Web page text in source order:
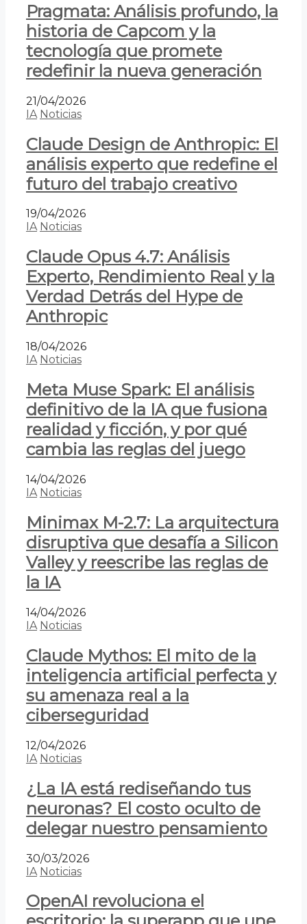
Pragmata: Análisis profundo, la
historia de Capcom y la
tecnología que promete
redefinir la nueva generación
21/04/2026
IA Noticias
Claude Design de Anthropic: El
análisis experto que redefine el
futuro del trabajo creativo
19/04/2026
IA Noticias
Claude Opus 4.7: Análisis
Experto, Rendimiento Real y la
Verdad Detrás del Hype de
Anthropic
18/04/2026
IA Noticias
Meta Muse Spark: El análisis
definitivo de la IA que fusiona
realidad y ficción, y por qué
cambia las reglas del juego
14/04/2026
IA Noticias
Minimax M-2.7: La arquitectura
disruptiva que desafía a Silicon
Valley y reescribe las reglas de
la IA
14/04/2026
IA Noticias
Claude Mythos: El mito de la
inteligencia artificial perfecta y
su amenaza real a la
ciberseguridad
12/04/2026
IA Noticias
¿La IA está rediseñando tus
neuronas? El costo oculto de
delegar nuestro pensamiento
30/03/2026
IA Noticias
OpenAI revoluciona el